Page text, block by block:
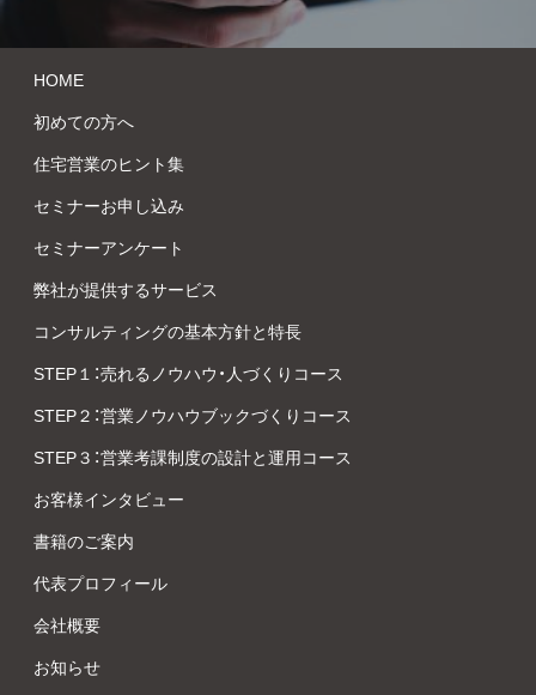
HOME
初めての方へ
住宅営業のヒント集
セミナーお申し込み
セミナーアンケート
弊社が提供するサービス
コンサルティングの基本方針と特長
STEP１：売れるノウハウ・人づくりコース
STEP２：営業ノウハウブックづくりコース
STEP３：営業考課制度の設計と運用コース
お客様インタビュー
書籍のご案内
代表プロフィール
会社概要
お知らせ